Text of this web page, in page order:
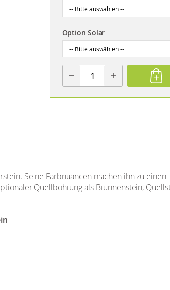
Option Solar
Seine Farbnuancen machen ihn zu einen
Quellbohrung als Brunnenstein,